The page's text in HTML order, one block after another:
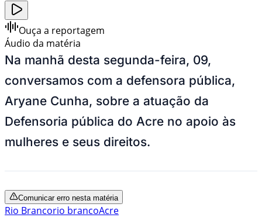
Ouça a reportagem
Áudio da matéria
Na manhã desta segunda-feira, 09,
conversamos com a defensora pública,
Aryane Cunha, sobre a atuação da
Defensoria pública do Acre no apoio às
mulheres e seus direitos.
Comunicar erro nesta matéria
Rio Brancorio brancoAcre